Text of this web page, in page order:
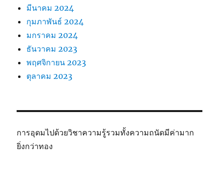
มีนาคม 2024
กุมภาพันธ์ 2024
มกราคม 2024
ธันวาคม 2023
พฤศจิกายน 2023
ตุลาคม 2023
การอุดมไปด้วยวิชาความรู้รวมทั้งความถนัดมีค่ามาก
ยิ่งกว่าทอง